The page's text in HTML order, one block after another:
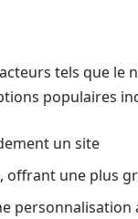
tels que le
populaires
un site
, offrant une plus
personnalisation